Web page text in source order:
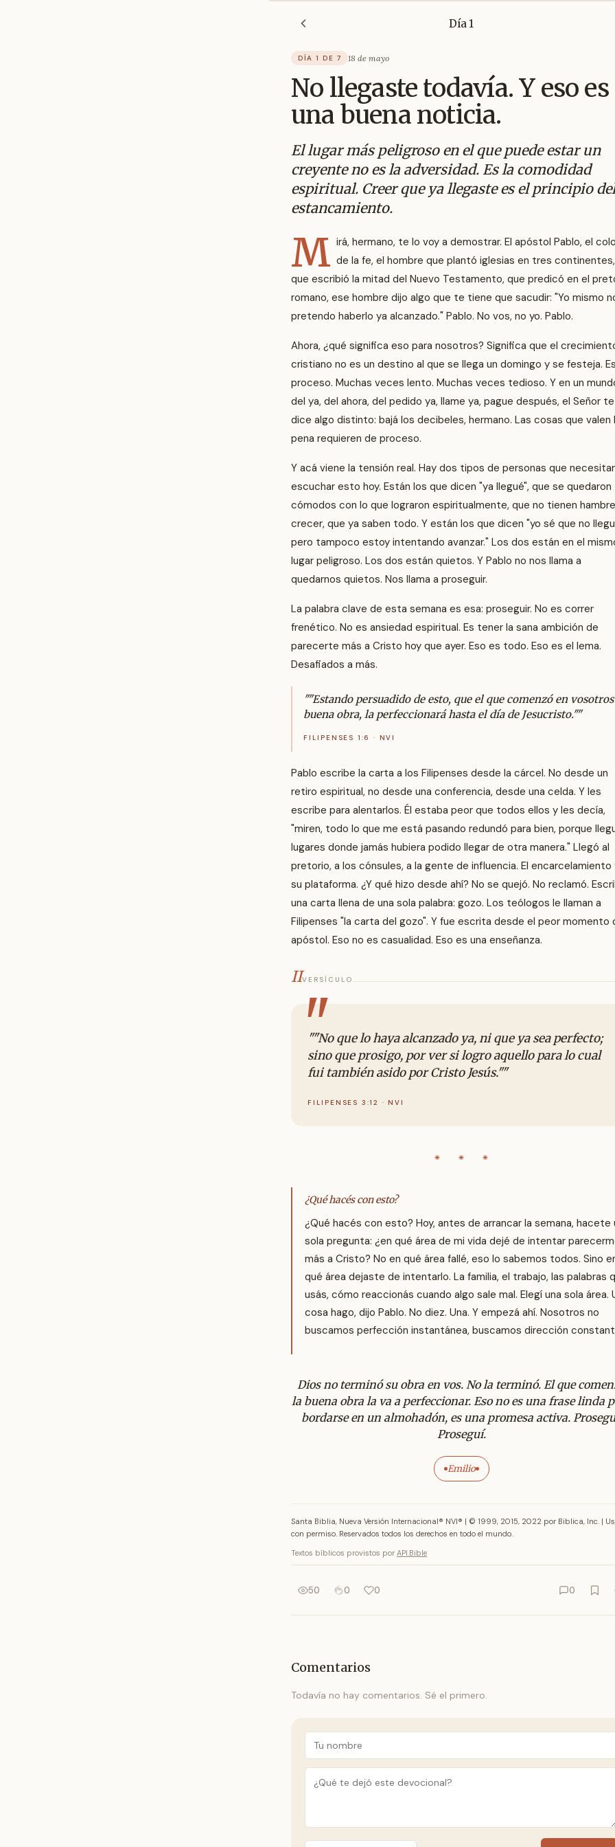
Día 1
DÍA 1 DE 7 18 de mayo
No llegaste todavía. Y eso es
una buena noticia.
El lugar más peligroso en el que puede estar un
creyente no es la adversidad. Es la comodidad
espiritual. Creer que ya llegaste es el principio del
estancamiento.
M irá, hermano, te lo voy a demostrar. El apóstol Pablo, el
de la fe, el hombre que plantó iglesias en tres continentes,
que escribió la mitad del Nuevo Testamento, que predicó en el
romano, ese hombre dijo algo que te tiene que sacudir: "Yo mismo
pretendo haberlo ya alcanzado." Pablo. No vos, no yo. Pablo.
Ahora, ¿qué significa eso para nosotros? Significa que el
cristiano no es un destino al que se llega un domingo y se festeja.
proceso. Muchas veces lento. Muchas veces tedioso. Y en un
del ya, del ahora, del pedido ya, llame ya, pague después, el Señor te
dice algo distinto: bajá los decibeles, hermano. Las cosas que valen
pena requieren de proceso.
Y acá viene la tensión real. Hay dos tipos de personas que
escuchar esto hoy. Están los que dicen "ya llegué", que se quedaron
cómodos con lo que lograron espiritualmente, que no tienen
crecer, que ya saben todo. Y están los que dicen "yo sé que no
pero tampoco estoy intentando avanzar." Los dos están en el
lugar peligroso. Los dos están quietos. Y Pablo no nos llama a
quedarnos quietos. Nos llama a proseguir.
La palabra clave de esta semana es esa: proseguir. No es correr
frenético. No es ansiedad espiritual. Es tener la sana ambición de
parecerte más a Cristo hoy que ayer. Eso es todo. Eso es el lema.
Desafiados a más.
""Estando persuadido de esto, que el que comenzó en
buena obra, la perfeccionará hasta el día de Jesucristo.""
FILIPENSES 1:6 · NVI
Pablo escribe la carta a los Filipenses desde la cárcel. No desde un
retiro espiritual, no desde una conferencia, desde una celda. Y les
escribe para alentarlos. Él estaba peor que todos ellos y les decía,
"miren, todo lo que me está pasando redundó para bien, porque
lugares donde jamás hubiera podido llegar de otra manera." Llegó al
pretorio, a los cónsules, a la gente de influencia. El encarcelamiento
su plataforma. ¿Y qué hizo desde ahí? No se quejó. No reclamó.
una carta llena de una sola palabra: gozo. Los teólogos le llaman a
Filipenses "la carta del gozo". Y fue escrita desde el peor momento
apóstol. Eso no es casualidad. Eso es una enseñanza.
IIVERSÍCULO
""No que lo haya alcanzado ya, ni que ya sea perfecto;
sino que prosigo, por ver si logro aquello para lo cual
fui también asido por Cristo Jesús.""
FILIPENSES 3:12 · NVI
⁕ ⁕ ⁕
¿Qué hacés con esto?
¿Qué hacés con esto? Hoy, antes de arrancar la semana, hacete
sola pregunta: ¿en qué área de mi vida dejé de intentar
más a Cristo? No en qué área fallé, eso lo sabemos todos. Sino
qué área dejaste de intentarlo. La familia, el trabajo, las palabras
usás, cómo reaccionás cuando algo sale mal. Elegí una sola área.
cosa hago, dijo Pablo. No diez. Una. Y empezá ahí. Nosotros no
buscamos perfección instantánea, buscamos dirección
Dios no terminó su obra en vos. No la terminó. El que
la buena obra la va a perfeccionar. Eso no es una frase linda
bordarse en un almohadón, es una promesa activa.
Proseguí.
Emilio
Santa Biblia, Nueva Versión Internacional® NVI® | © 1999, 2015, 2022 por Biblica, Inc. |
con permiso. Reservados todos los derechos en todo el mundo.
Textos bíblicos provistos por API.Bible
50 0 0 0
Comentarios
Todavía no hay comentarios. Sé el primero.